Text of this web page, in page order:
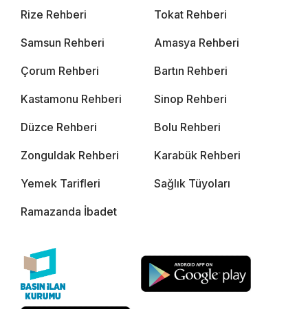
Rize Rehberi Tokat Rehberi
Samsun Rehberi Amasya Rehberi
Çorum Rehberi Bartın Rehberi
Kastamonu Rehberi Sinop Rehberi
Düzce Rehberi Bolu Rehberi
Zonguldak Rehberi Karabük Rehberi
Yemek Tarifleri Sağlık Tüyoları
Ramazanda İbadet